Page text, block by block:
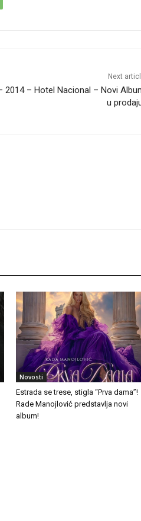
Next
2014 – Hotel Nacional – Novi
u
Novosti
Estrada se trese, stigla “Prva dama”!
Rade Manojlović predstavlja novi
album!